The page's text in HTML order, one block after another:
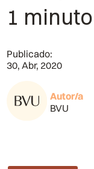
1 minuto
Publicado:
30, Abr, 2020
Autor/a
BVU